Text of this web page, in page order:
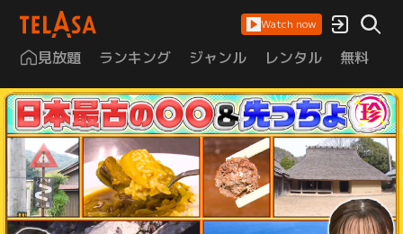
Watch now
見放題 ランキング ジャンル レンタル 無料